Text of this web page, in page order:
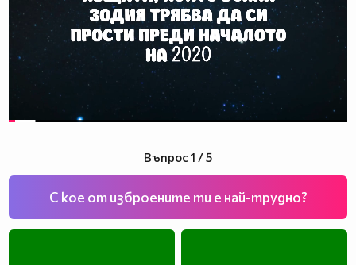
Въпрос 1 / 5
С кое от изброените ти е най-трудно?